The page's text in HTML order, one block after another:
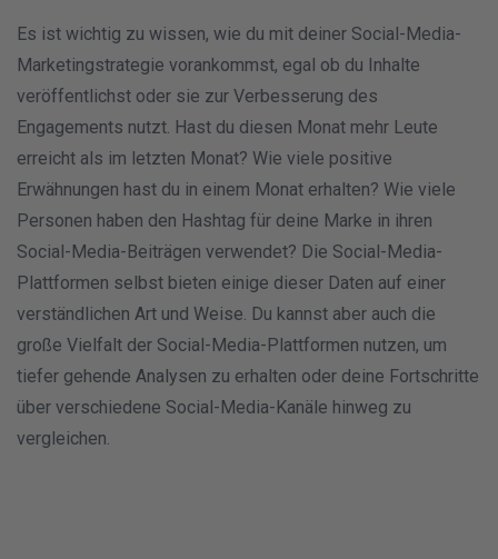
Es ist wichtig zu wissen, wie du mit deiner Social-Media-
Marketingstrategie vorankommst, egal ob du Inhalte
veröffentlichst oder sie zur Verbesserung des
Engagements nutzt. Hast du diesen Monat mehr Leute
erreicht als im letzten Monat? Wie viele positive
Erwähnungen hast du in einem Monat erhalten? Wie viele
Personen haben den Hashtag für deine Marke in ihren
Social-Media-Beiträgen verwendet? Die Social-Media-
Plattformen selbst bieten einige dieser Daten auf einer
verständlichen Art und Weise. Du kannst aber auch die
große Vielfalt der Social-Media-Plattformen nutzen, um
tiefer gehende Analysen zu erhalten oder deine Fortschritte
über verschiedene Social-Media-Kanäle hinweg zu
vergleichen.